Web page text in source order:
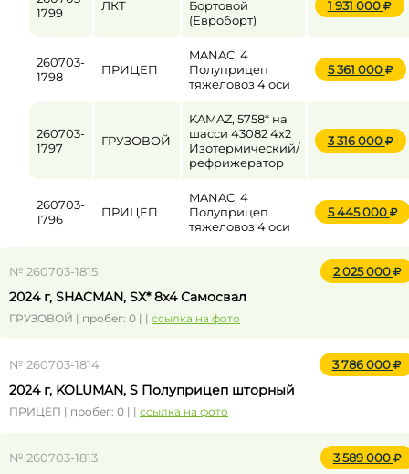
1799
ЛКТ
Бортовой
(Евроборт)
1 931 000
260703-
1798
ПРИЦЕП
MANAC, 4
Полуприцеп
тяжеловоз 4 оси
5 361 000
260703-
1797
ГРУЗОВОЙ
KAMAZ, 5758* на
шасси 43082 4x2
Изотермический/
рефрижератор
3 316 000
260703-
1796
ПРИЦЕП
MANAC, 4
Полуприцеп
тяжеловоз 4 оси
5 445 000
№ 260703-1815 2 025 000
2024 г, SHACMAN, SX* 8x4 Самосвал
ГРУЗОВОЙ | пробег: 0 | | ссылка на фото
№ 260703-1814 3 786 000
2024 г, KOLUMAN, S Полуприцеп шторный
ПРИЦЕП | пробег: 0 | | ссылка на фото
№ 260703-1813 3 589 000